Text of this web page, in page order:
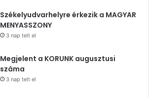
Székelyudvarhelyre érkezik a MAGYAR
MENYASSZONY
3 nap telt el
Megjelent a KORUNK augusztusi
száma
3 nap telt el